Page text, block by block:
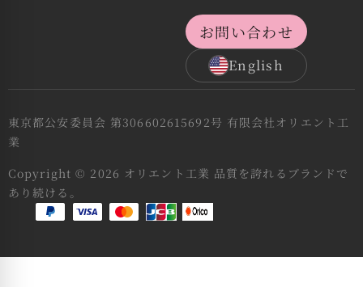
お問い合わせ
English
東京都公安委員会 第306602615692号 有限会社オリエント工
業
Copyright © 2026 オリエント工業 品質を誇れるブランドで
あり続ける。